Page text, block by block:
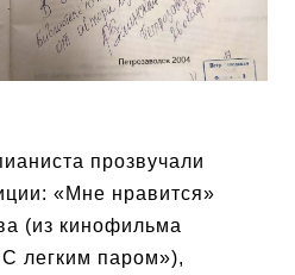
прозвучали
«Мне нравится»
(из кинофильма
легким паром»),